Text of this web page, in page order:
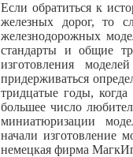
Если обратиться к
железных дорог, то
железнодорожных
стандарты и общие
изготовления
придерживаться
тридцатые годы,
большее число
миниатюризации
начали изготовление
немецкая фирма